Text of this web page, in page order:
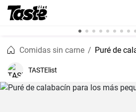
Comidas sin carne
TASTElist